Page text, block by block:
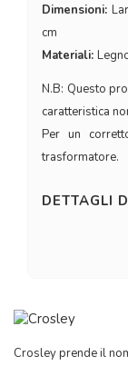
Dimensioni:
cm
Materiali:
N.B: Questo
caratteristica
Per un
trasformatore.
DETTAGLI
Crosley prende il